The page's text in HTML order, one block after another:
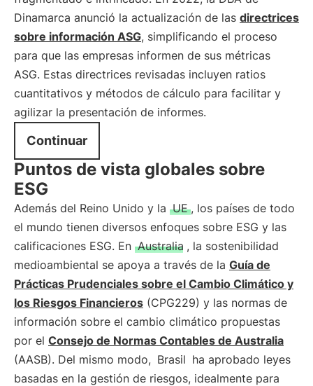
Dinamarca anunció la actualización de las directrices
sobre información ASG, simplificando el proceso
para que las empresas informen de sus métricas
ASG. Estas directrices revisadas incluyen ratios
cuantitativos y métodos de cálculo para facilitar y
agilizar la presentación de informes.
Continuar
Puntos de vista globales sobre
ESG
Además del Reino Unido y la UE , los países de todo
el mundo tienen diversos enfoques sobre ESG y las
calificaciones ESG. En Australia , la sostenibilidad
medioambiental se apoya a través de la Guía de
Prácticas Prudenciales sobre el Cambio Climático y
los Riesgos Financieros (CPG229) y las normas de
información sobre el cambio climático propuestas
por el Consejo de Normas Contables de Australia
(AASB). Del mismo modo, Brasil ha aprobado leyes
basadas en la gestión de riesgos, idealmente para